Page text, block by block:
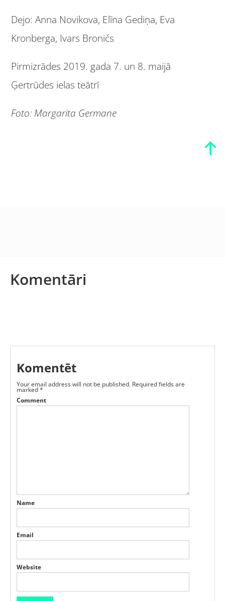
Dejo: Anna Novikova, Elīna Gediņa, Eva
Kronberga, Ivars Broničs
Pirmizrādes 2019. gada 7. un 8. maijā
Ģertrūdes ielas teātrī
Foto: Margarita Germane
Komentāri
Komentēt
Your email address will not be published. Required fields are
marked*
Comment
Name
Email
Website